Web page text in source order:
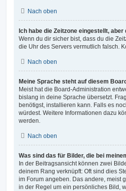
Nach oben
Ich habe die Zeitzone eingestellt,
Wenn du dir sicher bist, dass du die
die Uhr des Servers vermutlich falsch.
Nach oben
Meine Sprache steht auf diesem
Meist hat die Board-Administration
bislang in deine Sprache übersetzt.
benötigst, installieren kann. Falls es
würdest. Weitere Informationen dazu
werden.
Nach oben
Was sind das für Bilder, die bei
In der Beitragsansicht können zwei
deinem Rang verknüpft: Oft sind dies
im Forum angeben. Das andere, meist
in der Regel um ein persönliches Bild,